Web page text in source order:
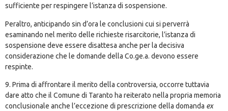
sufficiente per respingere l’istanza di sospensione.
Peraltro, anticipando sin d’ora le conclusioni cui si perverrà
esaminando nel merito delle richieste risarcitorie, l’istanza di
sospensione deve essere disattesa anche per la decisiva
considerazione che le domande della Co.ge.a. devono essere
respinte.
9. Prima di affrontare il merito della controversia, occorre tuttavia
dare atto che il Comune di Taranto ha reiterato nella propria memoria
conclusionale anche l’eccezione di prescrizione della domanda ex